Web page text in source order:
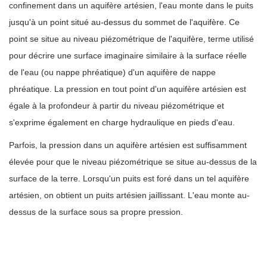
confinement dans un aquifère artésien, l'eau monte dans le puits
jusqu'à un point situé au-dessus du sommet de l'aquifère. Ce
point se situe au niveau piézométrique de l'aquifère, terme utilisé
pour décrire une surface imaginaire similaire à la surface réelle
de l'eau (ou nappe phréatique) d'un aquifère de nappe
phréatique. La pression en tout point d'un aquifère artésien est
égale à la profondeur à partir du niveau piézométrique et
s'exprime également en charge hydraulique en pieds d'eau.
Parfois, la pression dans un aquifère artésien est suffisamment
élevée pour que le niveau piézométrique se situe au-dessus de la
surface de la terre. Lorsqu'un puits est foré dans un tel aquifère
artésien, on obtient un puits artésien jaillissant. L'eau monte au-
dessus de la surface sous sa propre pression.